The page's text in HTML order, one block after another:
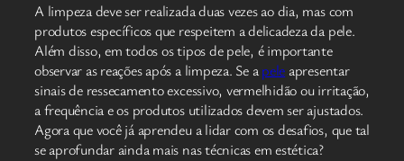
A limpeza deve ser realizada duas vezes ao dia, mas com
produtos específicos que respeitem a delicadeza da pele.
Além disso, em todos os tipos de pele, é importante
observar as reações após a limpeza. Se apele apresentar
sinais de ressecamento excessivo, vermelhidão ou irritação,
a frequência e os produtos utilizados devem ser ajustados.
Agora que você já aprendeu a lidar com os desafios, que tal
se aprofundar ainda mais nas técnicas em estética?